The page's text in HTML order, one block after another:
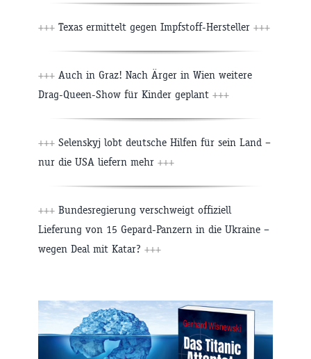
+++ Texas ermittelt gegen Impfstoff-Hersteller +++
+++ Auch in Graz! Nach Ärger in Wien weitere
Drag-Queen-Show für Kinder geplant +++
+++ Selenskyj lobt deutsche Hilfen für sein Land –
nur die USA liefern mehr +++
+++ Bundesregierung verschweigt offiziell
Lieferung von 15 Gepard-Panzern in die Ukraine –
wegen Deal mit Katar? +++